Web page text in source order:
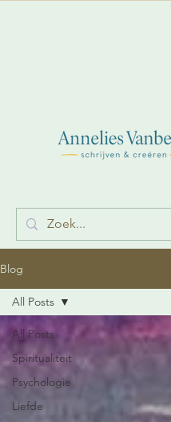
Blog
All Posts
Spiritualiteit
Psychologie
Liefde
All Posts